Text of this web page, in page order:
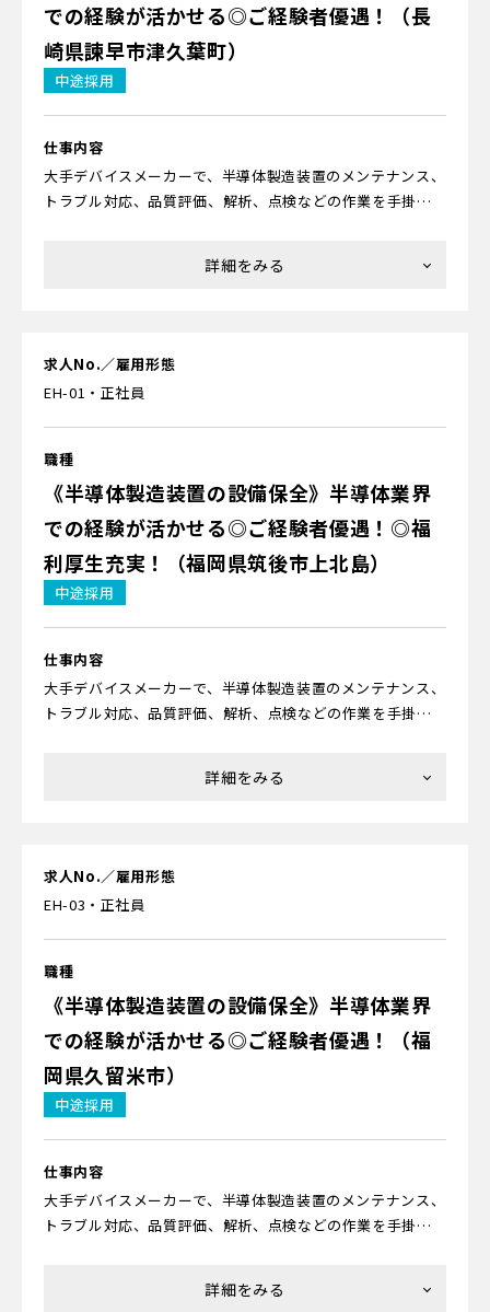
での経験が活かせる◎ご経験者優遇！（長
崎県諫早市津久葉町）
中途採用
仕事内容
大手デバイスメーカーで、半導体製造装置のメンテナンス、
トラブル対応、品質評価、解析、点検などの作業を手掛け
★半導体ってどんなモノ？
に使われている材料です。
★未経験からでも大丈夫？
充実した研修制度があるのでご安心ください。当社で活躍
ービス業や事務職、保険の営業など異なる分野から転職し
てきた人がたくさん活躍中。理系でなくても、モノづくり
初心者でも大丈夫です！
＜研修内容について＞
▼座学研修
まずは「半導体って何？」「どんなモノに使われている
の？」などの基礎からお教えします。ほかにも「薬品を使う
衛生面、「起こりやすいミスは？」といった作業面での注
▼工場研修
際に触りながら知識を身につけていきます。クリーンルーム
が併設されているので、クリーンスーツの着方なども学べま
す。
▼配属先での研修
配属先の企業内にて、現場で実機を用いながらOJTで実際の
先輩スタッフがフォローするため、ムリなくスタートでき
ます。
求人No.／雇用形態
EH-01・正社員
職種
《半導体製造装置の設備保全》半導体業界
での経験が活かせる◎ご経験者優遇！◎福
利厚生充実！（福岡県筑後市上北島）
中途採用
仕事内容
大手デバイスメーカーで、半導体製造装置のメンテナンス、
トラブル対応、品質評価、解析、点検などの作業を手掛け
★半導体ってどんなモノ？
に使われている材料です。
★未経験からでも大丈夫？
充実した研修制度があるのでご安心ください。当社で活躍
ービス業や事務職、保険の営業など異なる分野から転職し
てきた人がたくさん活躍中。理系でなくても、モノづくり
初心者でも大丈夫です！
＜研修内容について＞
▼座学研修
まずは「半導体って何？」「どんなモノに使われている
の？」などの基礎からお教えします。ほかにも「薬品を使う
衛生面、「起こりやすいミスは？」といった作業面での注
求人No.／雇用形態
EH-03・正社員
職種
《半導体製造装置の設備保全》半導体業界
での経験が活かせる◎ご経験者優遇！（福
岡県久留米市）
中途採用
仕事内容
大手デバイスメーカーで、半導体製造装置のメンテナンス、
トラブル対応、品質評価、解析、点検などの作業を手掛け
★半導体ってどんなモノ？